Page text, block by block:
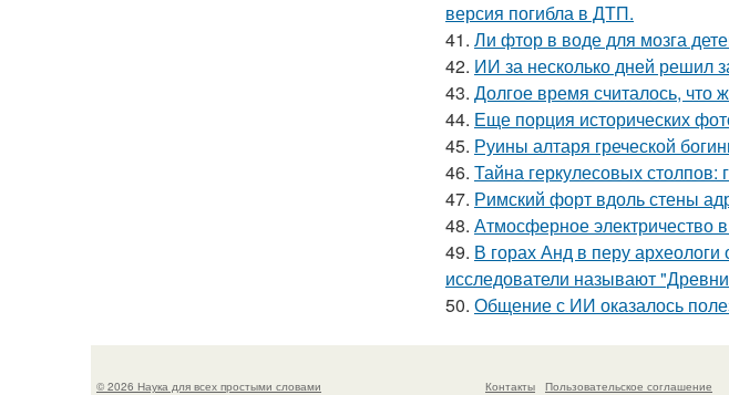
версия погибла в ДТП.
41. Ли фтор в воде для мозга
42. ИИ за несколько дней решил
43. Долгое время считалось, что
44. Еще порция исторических
45. Руины алтаря греческой
46. Тайна геркулесовых столпов:
47. Римский форт вдоль стены
48. Атмосферное электричество
49. В горах Анд в перу
исследователи называют
50. Общение с ИИ оказалось
© 2026 Наука для всех простыми словами Контакты Пользовательское соглашение